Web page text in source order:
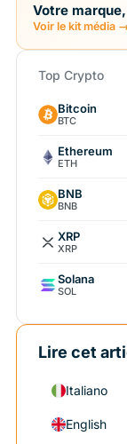
Votre
Voir le kit média →
Top Crypto
Bitcoin
BTC
Ethereum
ETH
BNB
BNB
XRP
XRP
Solana
SOL
Lire cet
Italiano
English